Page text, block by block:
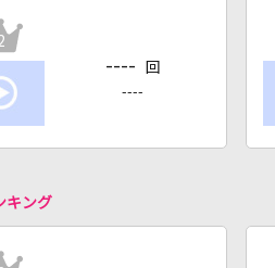
---- 回
----
キング